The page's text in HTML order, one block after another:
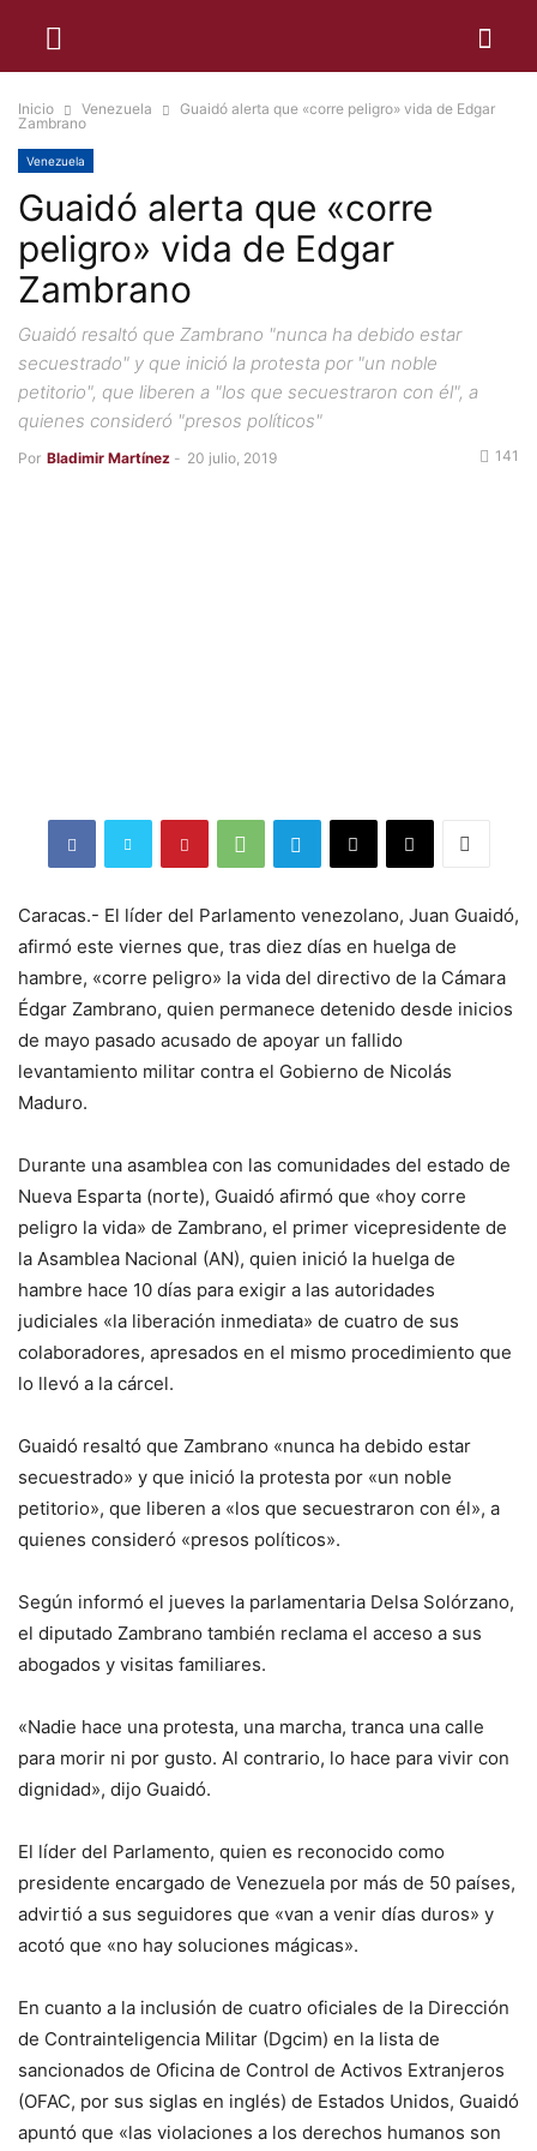
Inicio Venezuela
Guaidó alerta que «corre peligro» vida de Edgar
Zambrano
Venezuela
Guaidó alerta que «corre
peligro» vida de Edgar
Zambrano
Guaidó resaltó que Zambrano "nunca ha debido estar
secuestrado" y que inició la protesta por "un noble
petitorio", que liberen a "los que secuestraron con él", a
quienes consideró "presos políticos"
Por Bladimir Martínez - 20 julio, 2019 141
Caracas.- El líder del Parlamento venezolano, Juan Guaidó,
afirmó este viernes que, tras diez días en huelga de
hambre, «corre peligro» la vida del directivo de la Cámara
Édgar Zambrano, quien permanece detenido desde inicios
de mayo pasado acusado de apoyar un fallido
levantamiento militar contra el Gobierno de Nicolás
Maduro.
Durante una asamblea con las comunidades del estado de
Nueva Esparta (norte), Guaidó afirmó que «hoy corre
peligro la vida» de Zambrano, el primer vicepresidente de
la Asamblea Nacional (AN), quien inició la huelga de
hambre hace 10 días para exigir a las autoridades
judiciales «la liberación inmediata» de cuatro de sus
colaboradores, apresados en el mismo procedimiento que
lo llevó a la cárcel.
Guaidó resaltó que Zambrano «nunca ha debido estar
secuestrado» y que inició la protesta por «un noble
petitorio», que liberen a «los que secuestraron con él», a
quienes consideró «presos políticos».
Según informó el jueves la parlamentaria Delsa Solórzano,
el diputado Zambrano también reclama el acceso a sus
abogados y visitas familiares.
«Nadie hace una protesta, una marcha, tranca una calle
para morir ni por gusto. Al contrario, lo hace para vivir con
dignidad», dijo Guaidó.
El líder del Parlamento, quien es reconocido como
presidente encargado de Venezuela por más de 50 países,
advirtió a sus seguidores que «van a venir días duros» y
acotó que «no hay soluciones mágicas».
En cuanto a la inclusión de cuatro oficiales de la Dirección
de Contrainteligencia Militar (Dgcim) en la lista de
sancionados de Oficina de Control de Activos Extranjeros
(OFAC, por sus siglas en inglés) de Estados Unidos, Guaidó
apuntó que «las violaciones a los derechos humanos son